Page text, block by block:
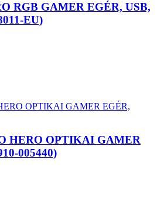
RGB GAMER EGÉR, USB,
EU)
HERO OPTIKAI GAMER
005440)